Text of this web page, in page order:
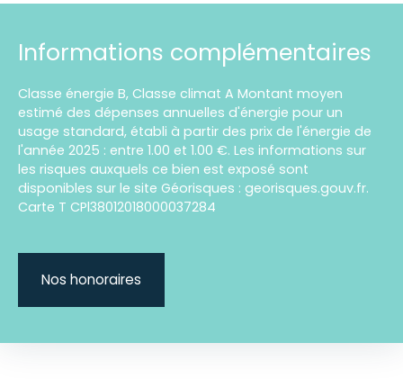
Informations complémentaires
Classe énergie B, Classe climat A Montant moyen
estimé des dépenses annuelles d'énergie pour un
usage standard, établi à partir des prix de l'énergie de
l'année 2025 : entre 1.00 et 1.00 €. Les informations sur
les risques auxquels ce bien est exposé sont
disponibles sur le site Géorisques : georisques.gouv.fr.
Carte T CPl38012018000037284
Nos honoraires